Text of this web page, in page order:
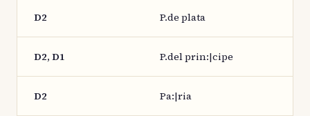
D2 P.de plata
D2, D1 P.del prin:|cipe
D2 Pa:|ria